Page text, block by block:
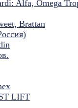
Alfa, Omega
Brattan
LIFT